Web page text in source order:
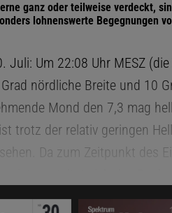
ganz oder teilweise verdeckt,
lohnenswerte Begegnungen
Juli: Um 22:08 Uhr MESZ
nördliche Breite und 10
Mond den 7,3 mag
trotz der relativ geringen
Da zum Zeitpunkt des
man sich im Norden